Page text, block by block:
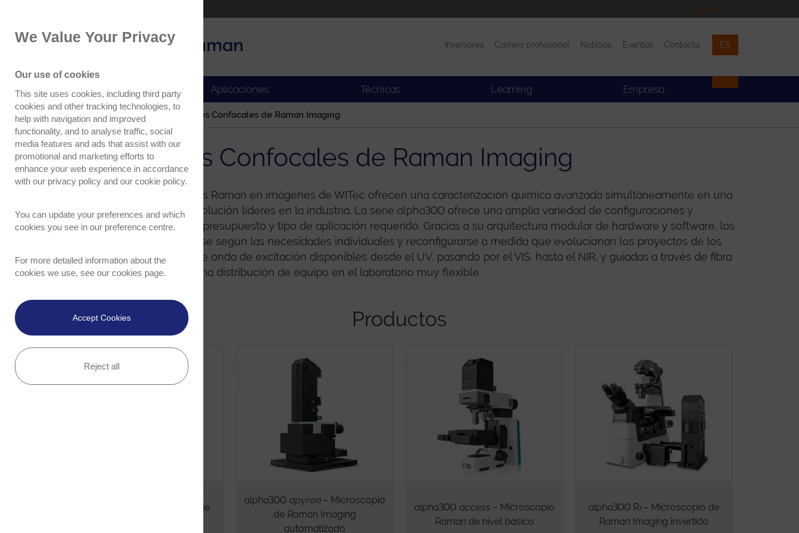
Expander
Applications Noticias Eventos Contacto
Inversores Carrera profesional Noticias Eventos Contacto ES
Productos Aplicaciones Técnicas Learning Empresa
Home Productos Microscopios Confocales de Raman Imaging
Microscopios Confocales de Raman Imaging
Los microscopios confocales Raman en imágenes de WITec ofrecen una caracterización química avanzada simultáneamente en una
velocidad, sensibilidad y resolución líderes en la industria. La serie alpha300 ofrece una amplia variedad de configuraciones y
opciones que se adaptan al presupuesto y tipo de aplicación requerido. Gracias a su arquitectura modular de hardware y software, los
sistemas pueden configurarse según las necesidades individuales y reconfigurarse a medida que evolucionan los proyectos de los
experimentos. Longitudes de onda de excitación disponibles desde el UV, pasando por el VIS, hasta el NIR, y guiadas a través de fibra
óptica lo cual proporciona una distribución de equipo en el laboratorio muy flexible.
Productos
alpha300 R – Microscopio de
alpha300 apyron– Microscopio
de Raman Imaging
automatizado
alpha300 access– Microscopio
Raman de nivel básico
alpha300 Ri– Microscopio de
Raman Imaging invertido
We Value Your Privacy
Our use of cookies
This site uses cookies, including third party
cookies and other tracking technologies, to
help with navigation and improved
functionality, and to analyse traffic, social
media features and ads that assist with our
promotional and marketing efforts to
enhance your web experience in accordance
with our privacy policy and our cookie policy.
You can update your preferences and which
cookies you see in our preference centre.
For more detailed information about the
cookies we use, see our cookies page.
Accept Cookies
Reject all